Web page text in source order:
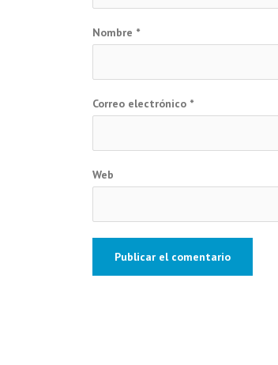
Nombre *
Correo electrónico *
Web